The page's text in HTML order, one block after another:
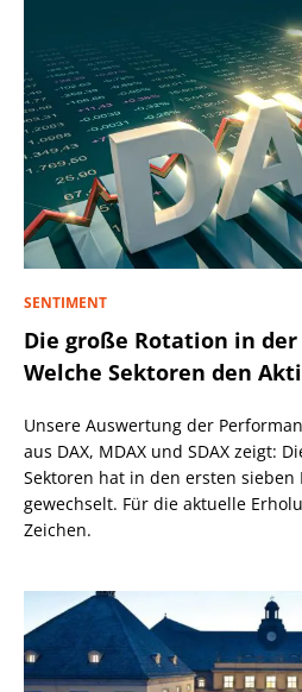
SENTIMENT
Die große Rotation in der
Welche Sektoren den
Unsere Auswertung der
aus DAX, MDAX und SDAX zeigt:
Sektoren hat in den ersten
gewechselt. Für die aktuelle
Zeichen.